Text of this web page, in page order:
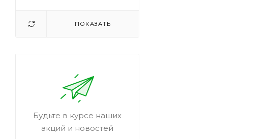
ПОКАЗАТЬ
Будьте в курсе наших
акций и новостей